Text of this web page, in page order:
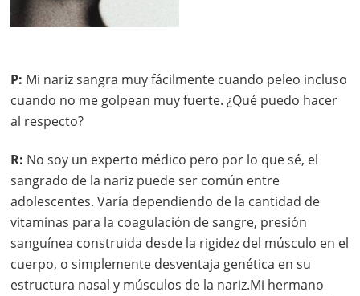
P: Mi nariz sangra muy fácilmente cuando peleo incluso
cuando no me golpean muy fuerte. ¿Qué puedo hacer
al respecto?
R: No soy un experto médico pero por lo que sé, el
sangrado de la nariz puede ser común entre
adolescentes. Varía dependiendo de la cantidad de
vitaminas para la coagulación de sangre, presión
sanguínea construida desde la rigidez del músculo en el
cuerpo, o simplemente desventaja genética en su
estructura nasal y músculos de la nariz.Mi hermano